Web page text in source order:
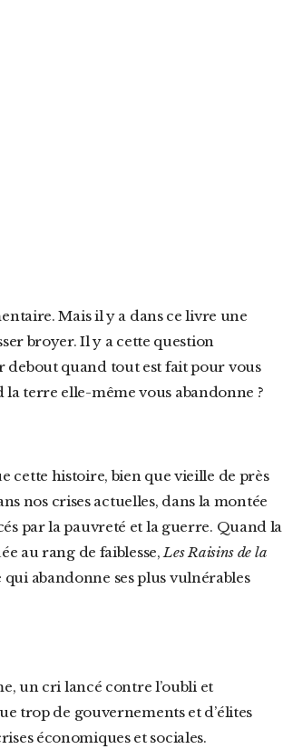
broyer. Il y a cette question
debout quand tout est fait pour vous
terre elle-même vous abandonne ?
nos crises actuelles, dans la montée
par la pauvreté et la guerre. Quand la
au rang de faiblesse,Les Raisins de la
abandonne ses plus vulnérables
trop de gouvernements et d’élites
économiques et sociales.